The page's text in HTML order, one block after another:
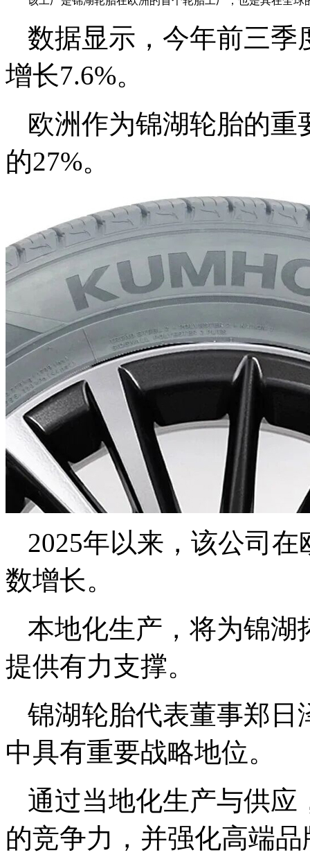
数据显示，今年前三季
增长7.6%。
欧洲作为锦湖轮胎的
的27%。
2025年以来，该公司
数增长。
本地化生产，将为锦湖
提供有力支撑。
锦湖轮胎代表董事郑日
中具有重要战略地位。
通过当地化生产与供应
的竞争力，并强化高端